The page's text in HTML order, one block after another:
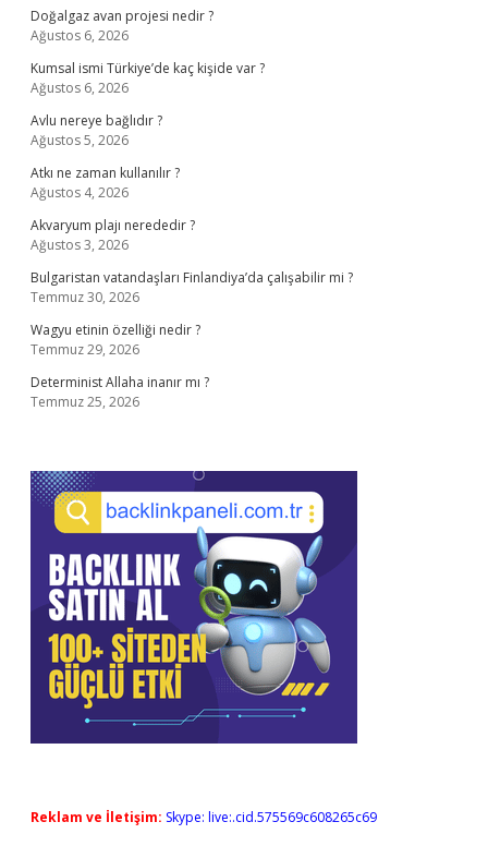
Doğalgaz avan projesi nedir ?
Ağustos 6, 2026
Kumsal ismi Türkiye’de kaç kişide var ?
Ağustos 6, 2026
Avlu nereye bağlıdır ?
Ağustos 5, 2026
Atkı ne zaman kullanılır ?
Ağustos 4, 2026
Akvaryum plajı nerededir ?
Ağustos 3, 2026
Bulgaristan vatandaşları Finlandiya’da çalışabilir mi ?
Temmuz 30, 2026
Wagyu etinin özelliği nedir ?
Temmuz 29, 2026
Determinist Allaha inanır mı ?
Temmuz 25, 2026
Reklam ve İletişim: Skype: live:.cid.575569c608265c69